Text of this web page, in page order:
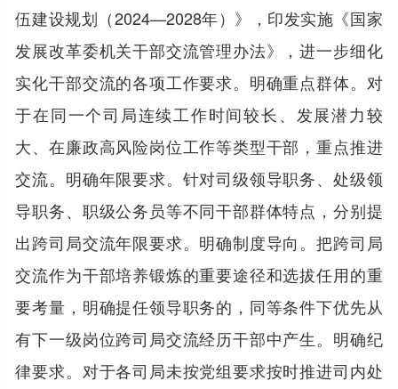
伍建设规划（2024—2028年）》，印发实施《国家
发展改革委机关干部交流管理办法》，进一步细化
实化干部交流的各项工作要求。明确重点群体。对
于在同一个司局连续工作时间较长、发展潜力较
大、在廉政高风险岗位工作等类型干部，重点推进
交流。明确年限要求。针对司级领导职务、处级领
导职务、职级公务员等不同干部群体特点，分别提
出跨司局交流年限要求。明确制度导向。把跨司局
交流作为干部培养锻炼的重要途径和选拔任用的重
要考量，明确提任领导职务的，同等条件下优先从
有下一级岗位跨司局交流经历干部中产生。明确纪
律要求。对于各司局未按党组要求按时推进司内处